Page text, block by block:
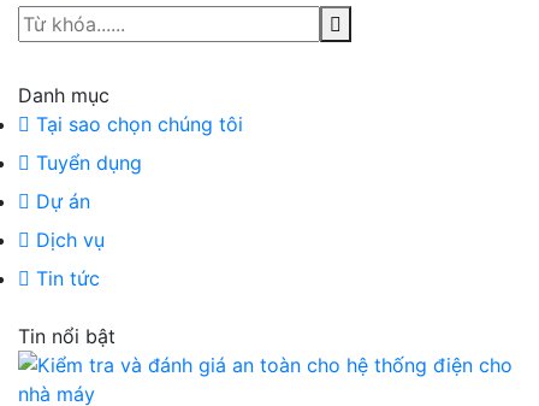
Danh mục
Tại sao chọn chúng tôi
Tuyển dụng
Dự án
Dịch vụ
Tin tức
Tin nổi bật